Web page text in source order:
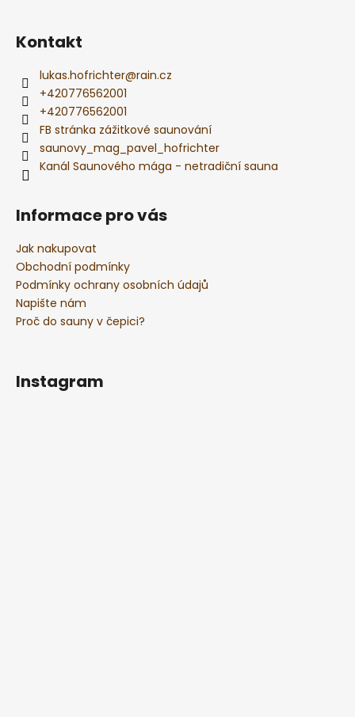
i
s
u
Kontakt
lukas.hofrichter@rain.cz
+420776562001
+420776562001
FB stránka zážitkové saunování
saunovy_mag_pavel_hofrichter
Kanál Saunového mága - netradiční sauna
Informace pro vás
Jak nakupovat
Obchodní podmínky
Podmínky ochrany osobních údajů
Napište nám
Proč do sauny v čepici?
Instagram